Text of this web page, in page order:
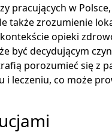
pracujących w
także zrozumienie
opieki
być decydującym
porozumieć się z
leczeniu, co może